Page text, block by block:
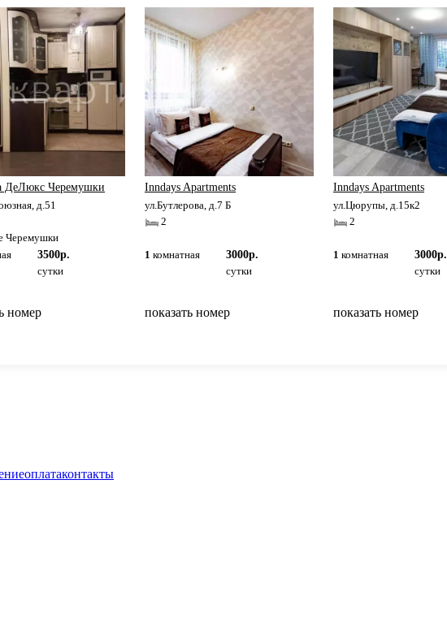
ДеЛюкс Черемушки
д.51
Черемушки
3500р.
сутки
номер
Inndays Apartments
ул.Бутлерова, д.7 Б
2
1 комнатная
3000р.
сутки
показать номер
Inndays Apartments
ул.Цюрупы, д.15к2
2
1 комнатная
3000р.
сутки
показать номер
оплатаконтакты